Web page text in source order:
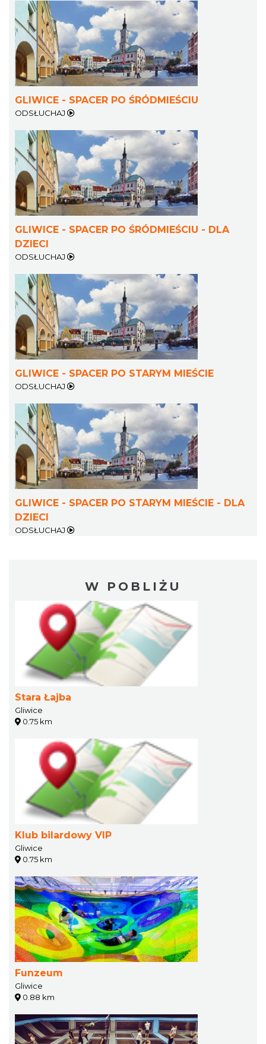
GLIWICE - SPACER PO ŚRÓDMIEŚCIU
ODSŁUCHAJ
GLIWICE - SPACER PO ŚRÓDMIEŚCIU - DLA
DZIECI
ODSŁUCHAJ
GLIWICE - SPACER PO STARYM MIEŚCIE
ODSŁUCHAJ
GLIWICE - SPACER PO STARYM MIEŚCIE - DLA
DZIECI
ODSŁUCHAJ
W POBLIŻU
Stara Łajba
Gliwice
0.75 km
Klub bilardowy VIP
Gliwice
0.75 km
Funzeum
Gliwice
0.88 km